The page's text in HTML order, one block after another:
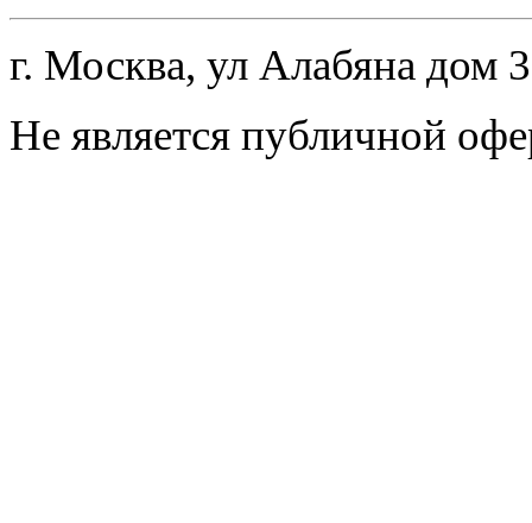
г. Москва, ул Алабяна дом
Не является публичной